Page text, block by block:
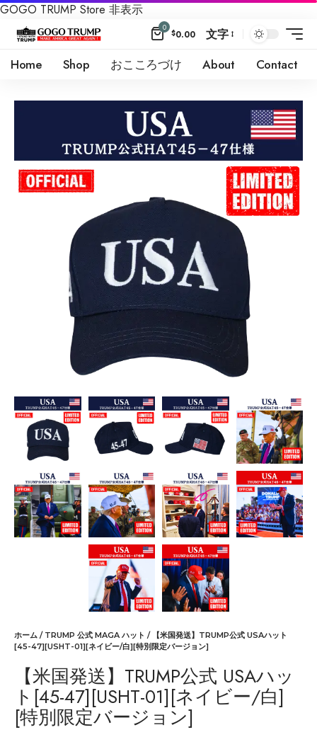
GOGO TRUMP Store 非表示
0
$0.00 文字
Home Shop おこころづけ About Contact
ホーム / TRUMP 公式 MAGA ハット / 【米国発送】TRUMP公式 USAハット
[45-47][USHT-01][ネイビー/白][特別限定バージョン]
【米国発送】TRUMP公式 USAハッ
ト[45-47][USHT-01][ネイビー/白]
[特別限定バージョン]